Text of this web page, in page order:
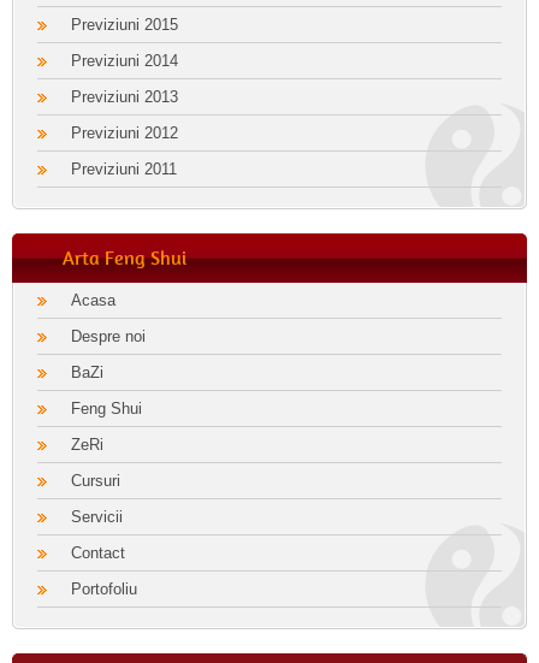
Previziuni 2015
Previziuni 2014
Previziuni 2013
Previziuni 2012
Previziuni 2011
Arta Feng Shui
Acasa
Despre noi
BaZi
Feng Shui
ZeRi
Cursuri
Servicii
Contact
Portofoliu